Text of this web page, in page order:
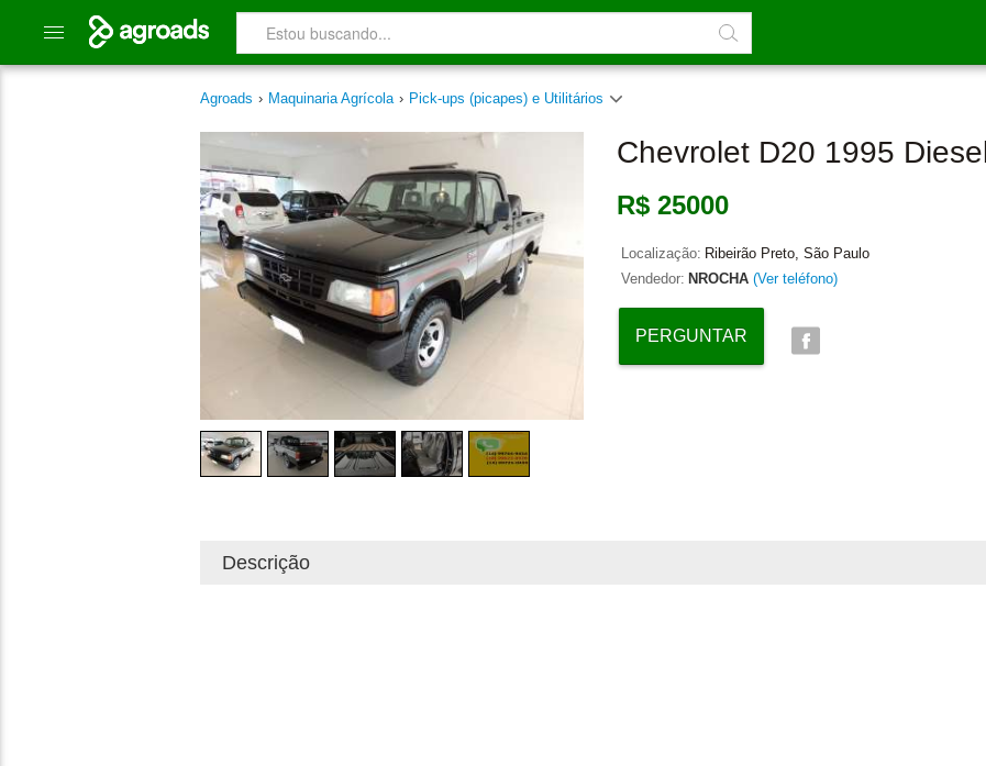
Agroads › Maquinaria Agrícola › Pick-ups (picapes) e Utilitários
Chevrolet D20 1995
R$ 25000
Localização: Ribeirão Preto, São Paulo
Vendedor: NROCHA (Ver teléfono)
PERGUNTAR
Descrição